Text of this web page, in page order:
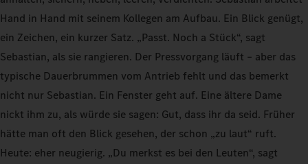
Hand in Hand mit seinem Kollegen am Aufbau. Ein Blick genügt,
ein Zeichen, ein kurzer Satz. „Passt. Noch a Stück“, sagt
Sebastian, als sie rangieren. Der Pressvorgang läuft – aber das
typische Dauerbrummen vom Antrieb fehlt und das bemerkt
nicht nur Sebastian. Ein Fenster geht auf. Eine ältere Dame
nickt ihm zu, als würde sie sagen: Gut, dass ihr da seid. Früher
hätte man oft den Blick gesehen, der schon „zu laut“ ruft.
Heute: eher neugierig. „Du merkst es bei den Leuten“, sagt